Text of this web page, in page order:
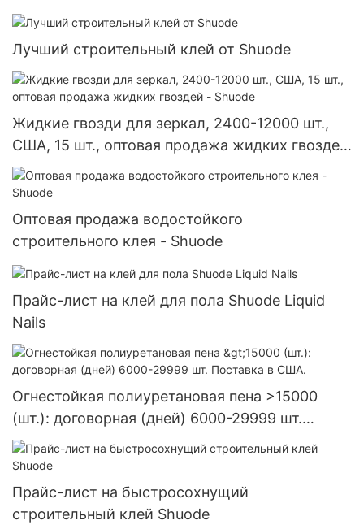
изоляционная пена PU пена
Лучший строительный клей от Shuode
Жидкие гвозди для зеркал, 2400-12000 шт.,
США, 15 шт., оптовая продажа жидких гвоздей
- Shuode
Оптовая продажа водостойкого
строительного клея - Shuode
Прайс-лист на клей для пола Shuode Liquid
Nails
Огнестойкая полиуретановая пена >15000
(шт.): договорная (дней) 6000-29999 шт.
Поставка в США.
Прайс-лист на быстросохнущий
строительный клей Shuode